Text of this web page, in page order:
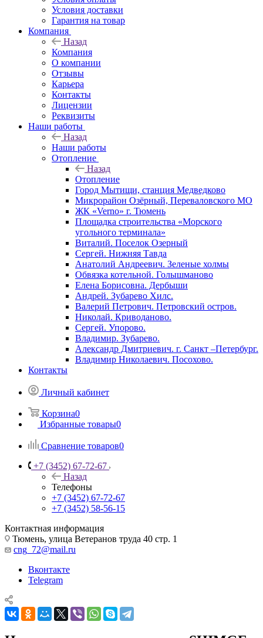
Условия доставки
Гарантия на товар
Компания
Назад
Компания
О компании
Отзывы
Карьера
Контакты
Лицензии
Реквизиты
Наши работы
Назад
Наши работы
Отопление
Назад
Отопление
Город Мытищи, станция Медведково
Микрорайон Озёрный, Переваловского МО
ЖК «Verno» г. Тюмень
Площадка строительства «Морского
угольного терминала»
Виталий. Поселок Озерный
Сергей. Нижняя Тавда
Анатолий Андреевич. Зеленые холмы
Обвязка котельной. Голышманово
Елена Борисовна. Дербыши
Андрей. Зубарево Хилс.
Валерий Петрович. Петровский остров.
Николай. Криводаново.
Сергей. Упорово.
Владимир. Зубарево.
Александр Дмитриевич. г. Санкт –Петербург.
Владимир Николаевич. Посохово.
Контакты
Личный кабинет
Корзина0
Избранные товары0
Сравнение товаров0
+7 (3452) 67-72-67
Назад
Телефоны
+7 (3452) 67-72-67
+7 (3452) 58-56-15
Контактная информация
Тюмень, улица Ветеранов труда 40 стр. 1
cng_72@mail.ru
Вконтакте
Telegram